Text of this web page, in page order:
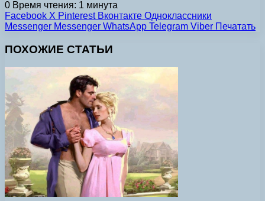
0 Время чтения: 1 минута
Facebook X Pinterest Вконтакте Одноклассники
Messenger Messenger WhatsApp Telegram Viber Печатать
ПОХОЖИЕ СТАТЬИ